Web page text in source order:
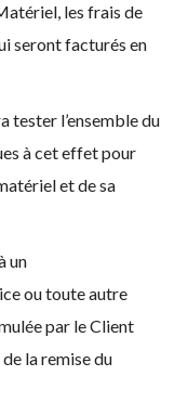
les frais de
seront facturés en
tester l’ensemble du
à cet effet pour
et de sa
un
ou toute autre
par le Client
la remise du